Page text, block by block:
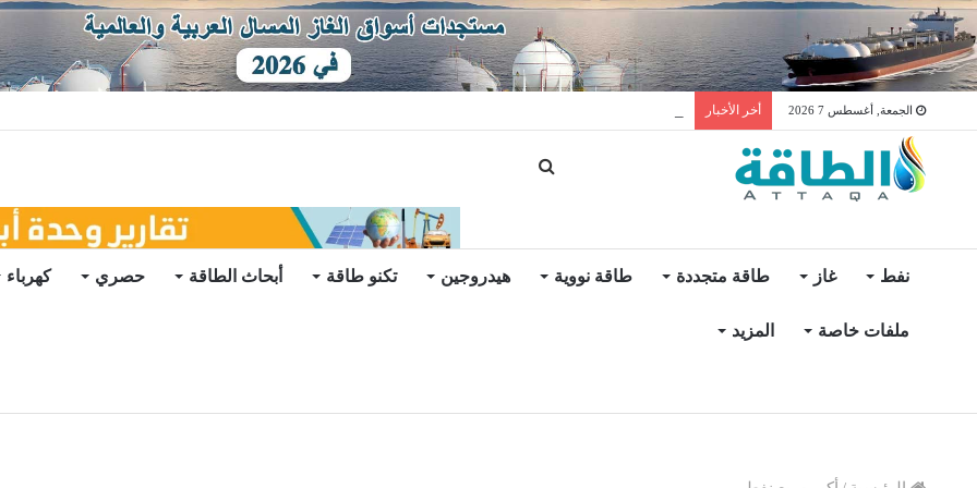
الجمعة, أغسطس 7 2026 أخر الأخبار
نفط غاز طاقة متجددة طاقة نووية هيدروجين تكنو طاقة أبحاث الطاقة حصري كهرباء
ملفات خاصة المزيد